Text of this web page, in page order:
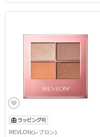
REVLON(レブロン)